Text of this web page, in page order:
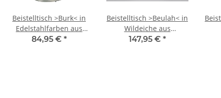
Beistelltisch >Burk< in
Edelstahlfarben aus
Glas - 40x48x30cm
84,95 € *
Beistelltisch >Beulah< in
Wildeiche aus
Massivholz, Metall -
147,95 € *